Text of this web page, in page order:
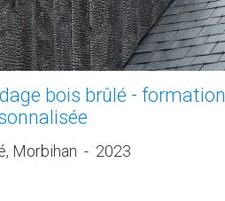
bois brûlé - formation
Morbihan - 2023